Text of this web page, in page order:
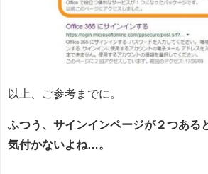
以上、ご参考までに。
ふつう、サインインページが２つある
気付かないよね…。